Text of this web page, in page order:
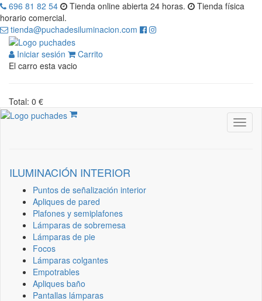
696 81 82 54 Tienda online abierta 24 horas.
Tienda física
horario comercial.
tienda@puchadesiluminacion.com
Iniciar sesión
Carrito
El carro esta vacio
Total: 0 €
ILUMINACIÓN INTERIOR
Puntos de señalización interior
Apliques de pared
Plafones y semiplafones
Lámparas de sobremesa
Lámparas de pie
Focos
Lámparas colgantes
Empotrables
Apliques baño
Pantallas lámparas